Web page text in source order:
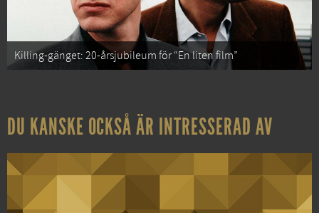
Killing-gänget: 20-årsjubileum för “En liten film”
DU KANSKE OCKSÅ ÄR INTRESSERAD AV